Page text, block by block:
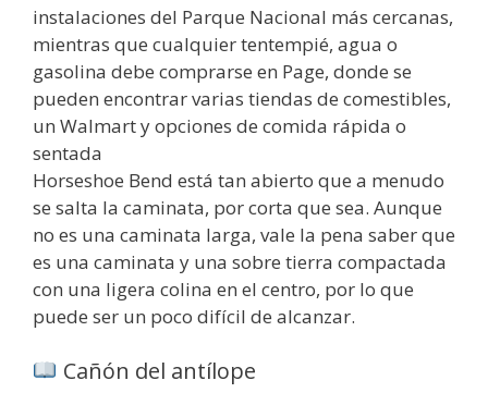
instalaciones del Parque Nacional más cercanas,
mientras que cualquier tentempié, agua o
gasolina debe comprarse en Page, donde se
pueden encontrar varias tiendas de comestibles,
un Walmart y opciones de comida rápida o
sentada
Horseshoe Bend está tan abierto que a menudo
se salta la caminata, por corta que sea. Aunque
no es una caminata larga, vale la pena saber que
es una caminata y una sobre tierra compactada
con una ligera colina en el centro, por lo que
puede ser un poco difícil de alcanzar.
Cañón del antílope